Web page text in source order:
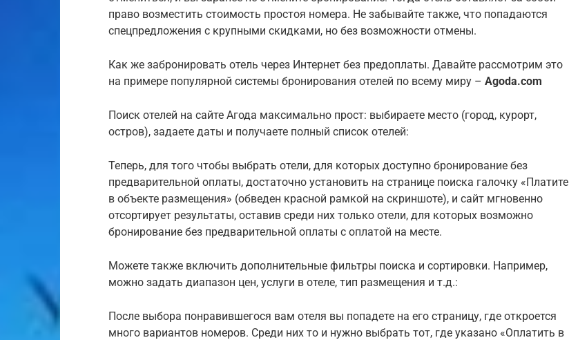
право возместить стоимость простоя номера. Не забывайте также, что попадаются
спецпредложения с крупными скидками, но без возможности отмены.
Как же забронировать отель через Интернет без предоплаты. Давайте рассмотрим это
на примере популярной системы бронирования отелей по всему миру – Agoda.com
Поиск отелей на сайте Агода максимально прост: выбираете место (город, курорт,
остров), задаете даты и получаете полный список отелей:
Теперь, для того чтобы выбрать отели, для которых доступно бронирование без
предварительной оплаты, достаточно установить на странице поиска галочку «Платите
в объекте размещения» (обведен красной рамкой на скриншоте), и сайт мгновенно
отсортирует результаты, оставив среди них только отели, для которых возможно
бронирование без предварительной оплаты с оплатой на месте.
Можете также включить дополнительные фильтры поиска и сортировки. Например,
можно задать диапазон цен, услуги в отеле, тип размещения и т.д.:
После выбора понравившегося вам отеля вы попадете на его страницу, где откроется
много вариантов номеров. Среди них то и нужно выбрать тот, где указано «Оплатить в